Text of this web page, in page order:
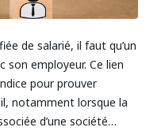
de salarié, il faut qu’un
son employeur. Ce lien
pour prouver
notamment lorsque la
d’une société…